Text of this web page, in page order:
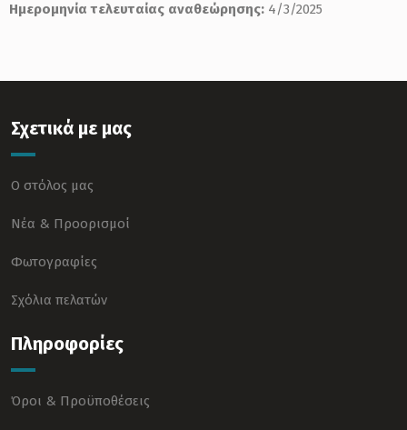
Ημερομηνία τελευταίας αναθεώρησης: 4/3/2025
Σχετικά με μας
Ο στόλος μας
Νέα & Προορισμοί
Φωτογραφίες
Σχόλια πελατών
Πληροφορίες
Όροι & Προϋποθέσεις